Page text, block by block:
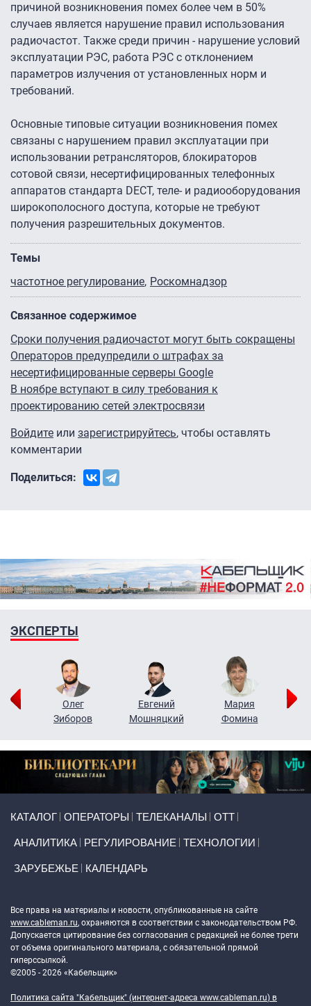
причиной возникновения помех более чем в 50%
случаев является нарушение правил использования
радиочастот. Также среди причин - нарушение условий
эксплуатации РЭС, работа РЭС с отклонением
параметров излучения от установленных норм и
требований.
Основные типовые ситуации возникновения помех
связаны с нарушением правил эксплуатации при
использовании ретрансляторов, блокираторов
сотовой связи, несертифицированных телефонных
аппаратов стандарта DECT, теле- и радиооборудования
широкополосного доступа, которые не требуют
получения разрешительных документов.
Темы
частотное регулирование Роскомнадзор
Связанное содержимое
Сроки получения радиочастот могут быть сокращены
Операторов предупредили о штрафах за
несертифицированные серверы Google
В ноябре вступают в силу требования к
проектированию сетей электросвязи
Войдите или зарегистрируйтесь, чтобы оставлять
комментарии
Поделиться:
ЭКСПЕРТЫ
Олег
Зиборов
Евгений
Мошняцкий
Мария
Фомина
КАТАЛОГ ОПЕРАТОРЫ ТЕЛЕКАНАЛЫ ОТТ
АНАЛИТИКА РЕГУЛИРОВАНИЕ ТЕХНОЛОГИИ
ЗАРУБЕЖЬЕ КАЛЕНДАРЬ
Все права на материалы и новости, опубликованные на сайте
www.cableman.ru, охраняются в соответствии с законодательством РФ.
Допускается цитирование без согласования с редакцией не более трети
от объема оригинального материала, с обязательной прямой
гиперссылкой.
©2005 - 2026 «Кабельщик»
Политика сайта "Кабельщик" (интернет-адреса www.cableman.ru) в